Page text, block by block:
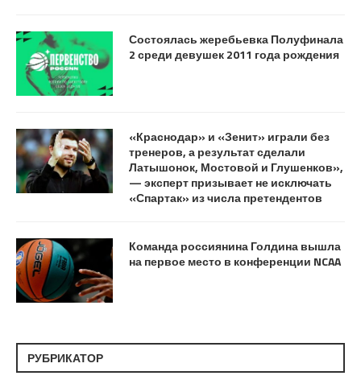
Состоялась жеребьевка Полуфинала
2 среди девушек 2011 года рождения
«Краснодар» и «Зенит» играли без
тренеров, а результат сделали
Латышонок, Мостовой и Глушенков»,
— эксперт призывает не исключать
«Спартак» из числа претендентов
Команда россиянина Голдина вышла
на первое место в конференции NCAA
РУБРИКАТОР